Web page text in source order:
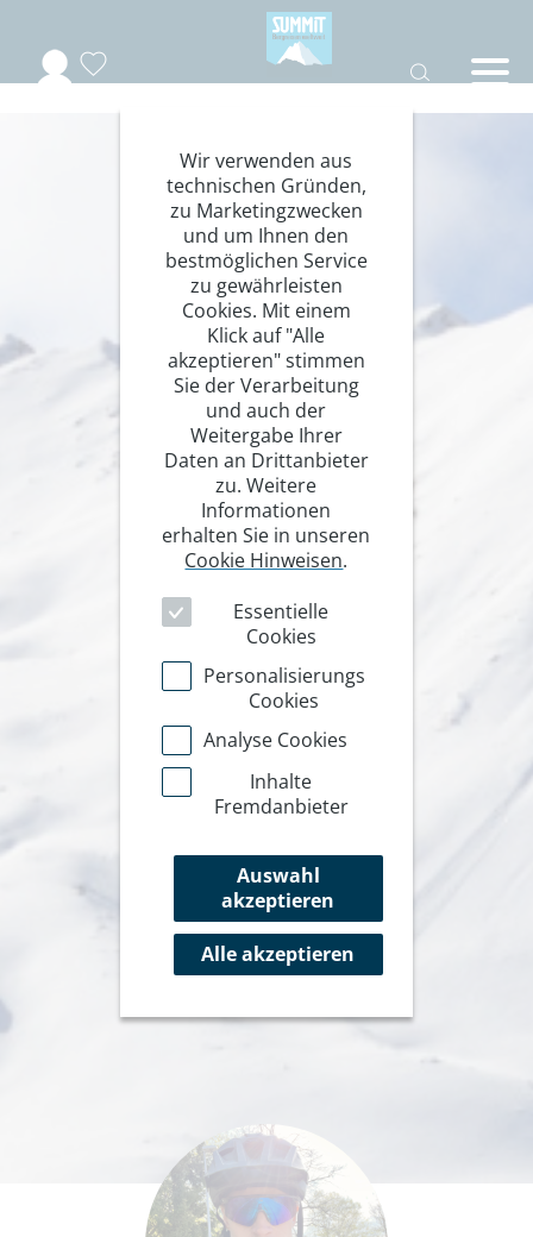
Wir verwenden aus
technischen Gründen,
zu Marketingzwecken
und um Ihnen den
bestmöglichen Service
zu gewährleisten
Cookies. Mit einem
Klick auf "Alle
akzeptieren" stimmen
Sie der Verarbeitung
und auch der
Weitergabe Ihrer
Daten an Drittanbieter
zu. Weitere
Informationen
erhalten Sie in unseren
Cookie Hinweisen.
Essentielle
Cookies
Personalisierungs
Cookies
Analyse Cookies
Inhalte
Fremdanbieter
Auswahl
akzeptieren
Alle akzeptieren